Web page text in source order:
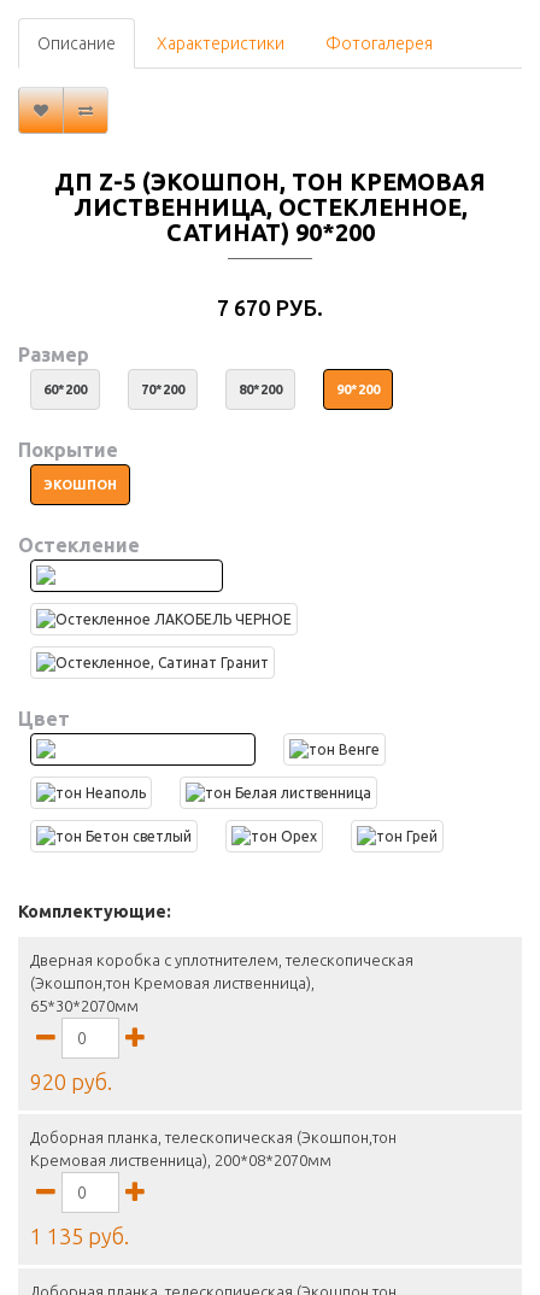
Описание Характеристики Фотогалерея
ДП Z-5 (ЭКОШПОН, ТОН КРЕМОВАЯ
ЛИСТВЕННИЦА, ОСТЕКЛЕННОЕ,
САТИНАТ) 90*200
7 670 РУБ.
Размер
60*200 70*200 80*200 90*200
Покрытие
ЭКОШПОН
Остекление
Цвет
Комплектующие:
Дверная коробка с уплотнителем, телескопическая
(Экошпон,тон Кремовая лиственница),
65*30*2070мм
920 руб.
Доборная планка, телескопическая (Экошпон,тон
Кремовая лиственница), 200*08*2070мм
1 135 руб.
Доборная планка, телескопическая (Экошпон,тон